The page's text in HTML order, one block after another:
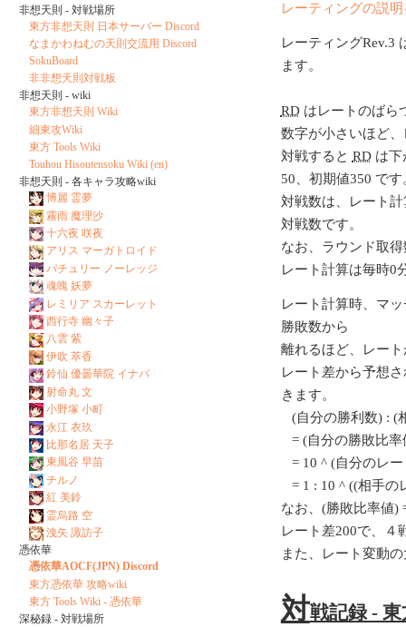
レーティングの説
レーティングRev.3
ます。
RDはレートのばら
数字が小さいほど
対戦すると RDは下
50、初期値350 です
対戦数は、レート
対戦数です。
なお、ラウンド取
レート計算は毎時0
レート計算時、マ
勝敗数から
離れるほど、レー
レート差から予想
きます。
(自分の勝利数) : (
= (自分の勝敗比率
= 10 ^ (自分のレー
= 1 : 10 ^ ((相手の
なお、(勝敗比率値)
レート差200で、４
また、レート変動
対戦記録 -
非想天則 - 対戦場所
東方非想天則 日本サーバー Discord
なまかわねむの天則交流用 Discord
SokuBoard
非非想天則対戦板
非想天則 - wiki
東方非想天則 Wiki
細東攻Wiki
東方 Tools Wiki
Touhou Hisoutensoku Wiki (en)
非想天則 - 各キャラ攻略wiki
博麗 霊夢
霧雨 魔理沙
十六夜 咲夜
アリス マーガトロイド
パチュリー ノーレッジ
魂魄 妖夢
レミリア スカーレット
西行寺 幽々子
八雲 紫
伊吹 萃香
鈴仙 優曇華院 イナバ
射命丸 文
小野塚 小町
永江 衣玖
比那名居 天子
東風谷 早苗
チルノ
紅 美鈴
霊烏路 空
洩矢 諏訪子
憑依華
憑依華AOCF(JPN) Discord
東方憑依華 攻略wiki
東方 Tools Wiki - 憑依華
深秘録 - 対戦場所